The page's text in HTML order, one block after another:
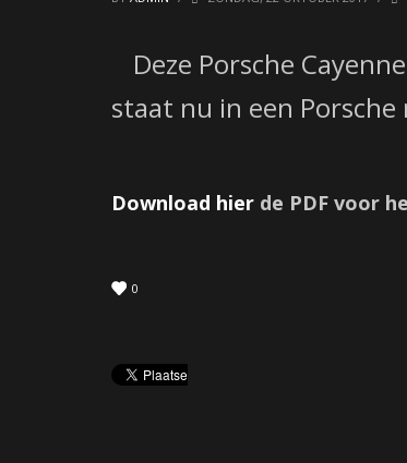
Deze Porsche
staat nu in een Porsche
Download hier de PDF voor
0